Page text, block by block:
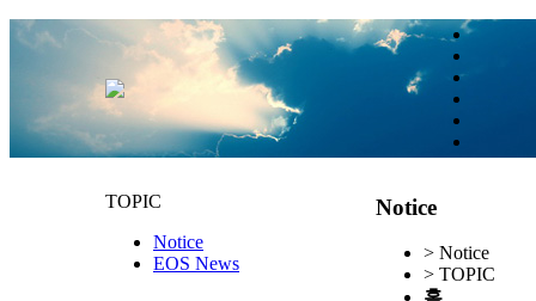
TOPIC
Notice
EOS News
Notice
> Notice
> TOPIC